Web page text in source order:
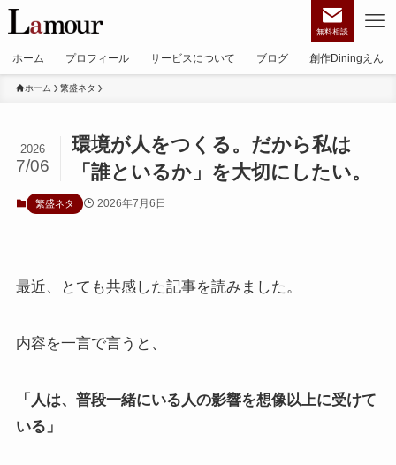
無料相談
ホーム プロフィール サービスについて ブログ 創作Diningえん
ホーム 繁盛ネタ
環境が人をつくる。だから私は
「誰といるか」を大切にしたい。
2026
7/06
繁盛ネタ 2026年7月6日
最近、とても共感した記事を読みました。
内容を一言で言うと、
「人は、普段一緒にいる人の影響を想像以上に受けて
いる」